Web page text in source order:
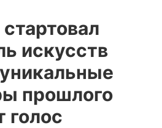
искусств
прошлого
голос